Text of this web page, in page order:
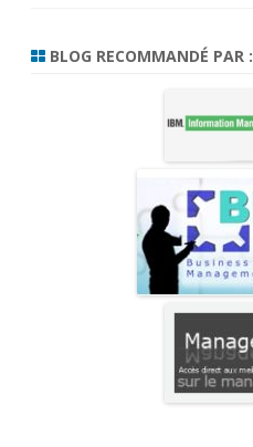
BLOG RECOMMANDÉ PAR :